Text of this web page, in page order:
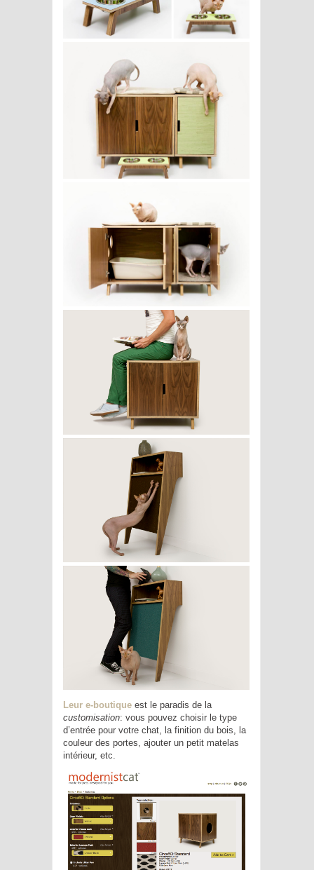
Leur e-boutique est le paradis de la
customisation: vous pouvez choisir le type
d’entrée pour votre chat, la finition du bois, la
couleur des portes, ajouter un petit matelas
intérieur, etc.